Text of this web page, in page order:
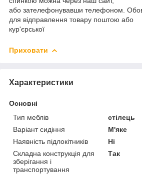
або зателефонувавши телефоном.
для відправлення товару поштою або
кур'єрської
Приховати
Характеристики
Основні
Тип меблів
стілець
Варіант сидіння
М'яке
Наявність підлокітників
Ні
Складна конструкція для
зберігання і
транспортування
Так